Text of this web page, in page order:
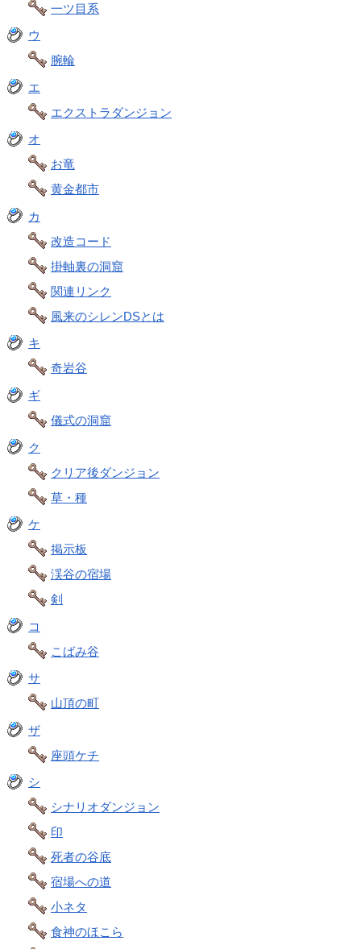
一ツ目系
ウ
腕輪
エ
エクストラダンジョン
オ
お竜
黄金都市
カ
改造コード
掛軸裏の洞窟
関連リンク
風来のシレンDSとは
キ
奇岩谷
ギ
儀式の洞窟
ク
クリア後ダンジョン
草・種
ケ
掲示板
渓谷の宿場
剣
コ
こばみ谷
サ
山頂の町
ザ
座頭ケチ
シ
シナリオダンジョン
印
死者の谷底
宿場への道
小ネタ
食神のほこら